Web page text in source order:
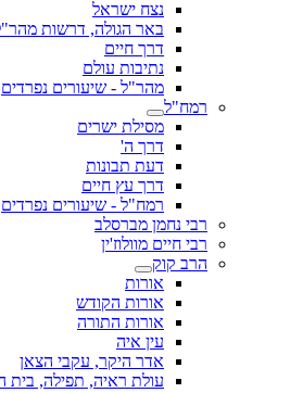
נצח ישראל
באר הגולה, דרשות
דרך חיים
נתיבות עולם
מהר"ל - שיעורים נפרדים
רמח"ל
מסילת ישרים
דרך ה'
דעת תבונות
דרך עץ חיים
רמח"ל - שיעורים נפרדים
רבי נחמן מברסלב
רבי חיים מוולוז'ין
הרב קוק
אורות
אורות הקודש
אורות התורה
עין איה
אדר היקר, עקבי הצאן
עולת ראיה, תפילה, בית